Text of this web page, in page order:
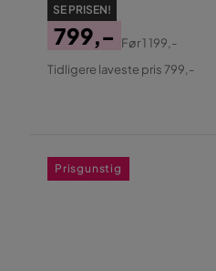
SE PRISEN!
Pris
799,-
Original
Før1 199,-
Tidligere laveste pris 799,-
Prisgunstig